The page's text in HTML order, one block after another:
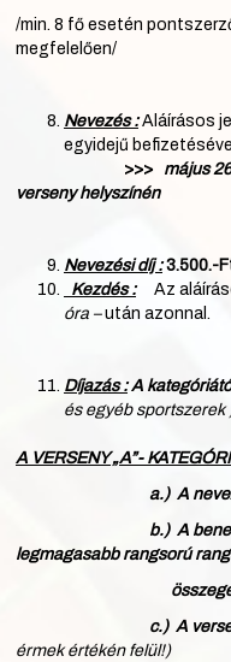
/min. 8 fő esetén
megfelelően/
Nevezés :Aláírásos
egyidejű
>>> május
verseny helyszínén
Nevezési díj :3.500.-
Kezdés :
Az
óra –után azonnal.
Díjazás : A
és egyéb sportszerek
A VERSENY „A”-
a.) A nevezők
b.) A benevezett
legmagasabb rangsorú
összege
c.) A verseny
érmek értékén felül!)